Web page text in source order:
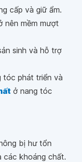
cấp và giữ ẩm.
nên mềm mượt
sinh và hỗ trợ
tóc phát triển và
ở nang tóc
bị hư tổn
các khoáng chất.